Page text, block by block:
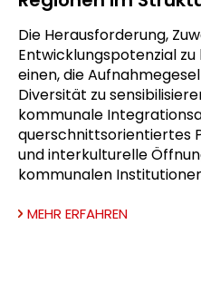
Die Herausforderung,
Entwicklungspotenzial
einen, die
Diversität zu
kommunale
querschnittsorientiertes
und interkulturelle
kommunalen
MEHR ERFAHREN